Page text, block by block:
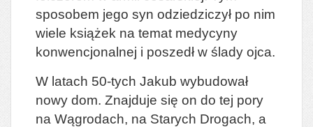
sposobem jego syn odziedziczył po nim
wiele książek na temat medycyny
konwencjonalnej i poszedł w ślady ojca.
W latach 50-tych Jakub wybudował
nowy dom. Znajduje się on do tej pory
na Wągrodach, na Starych Drogach, a